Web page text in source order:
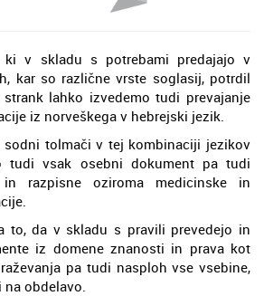
ki v skladu s potrebami predajajo v
kar so različne vrste soglasij, potrdil
lahko izvedemo tudi prevajanje
iz norveškega v hebrejski jezik.
sodni tolmači v tej kombinaciji jezikov
tudi vsak osebni dokument pa tudi
razpisne oziroma medicinske in
to, da v skladu s pravili prevedejo in
iz domene znanosti in prava kot
pa tudi nasploh vse vsebine,
obdelavo.